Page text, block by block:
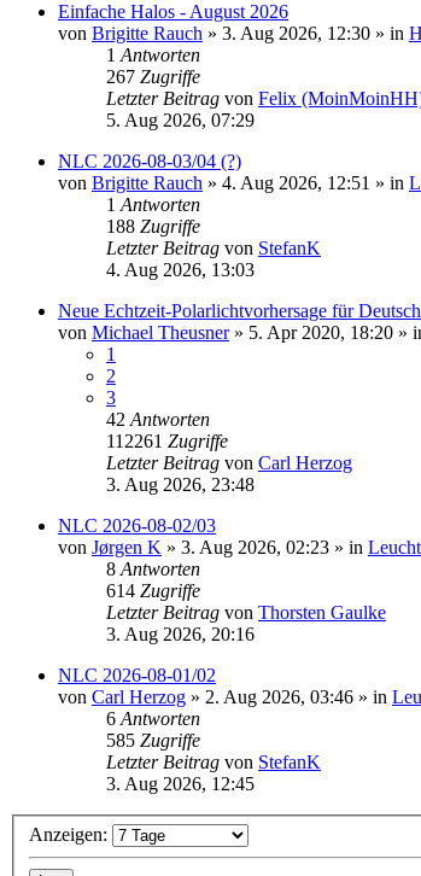
Einfache Halos - August 2026
von Brigitte Rauch » 3. Aug 2026, 12:30 » in
1 Antworten
267 Zugriffe
Letzter Beitrag von Felix
5. Aug 2026, 07:29
NLC 2026-08-03/04 (?)
von Brigitte Rauch » 4. Aug 2026, 12:51 » in
1 Antworten
188 Zugriffe
Letzter Beitrag von StefanK
4. Aug 2026, 13:03
Neue Echtzeit-Polarlichtvorhersage für
von Michael Theusner» 5. Apr 2020, 18:20 »
1
2
3
42 Antworten
112261 Zugriffe
Letzter Beitrag von Carl Herzog
3. Aug 2026, 23:48
NLC 2026-08-02/03
von Jørgen K » 3. Aug 2026, 02:23 » in
8 Antworten
614 Zugriffe
Letzter Beitrag von Thorsten Gaulke
3. Aug 2026, 20:16
NLC 2026-08-01/02
von Carl Herzog » 2. Aug 2026, 03:46 » in
6 Antworten
585 Zugriffe
Letzter Beitrag von StefanK
3. Aug 2026, 12:45
Anzeigen: